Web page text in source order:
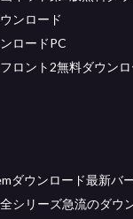
ンロード
ロードPC
ロント2無料ダウンロ
ダウンロード最新バ
シリーズ急流のダウ